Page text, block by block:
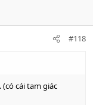
#118
cái tam giác